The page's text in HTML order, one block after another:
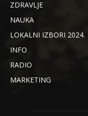
ZDRAVLJE
NAUKA
LOKALNI IZBORI 2024.
INFO
RADIO
MARKETING